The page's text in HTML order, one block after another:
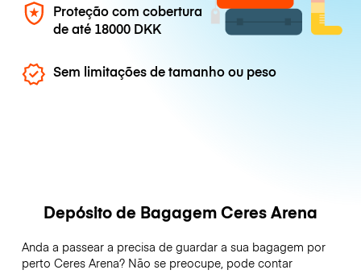
Proteção com cobertura
de até 18000 DKK
Sem limitações de tamanho ou peso
Depósito de Bagagem Ceres Arena
Anda a passear a precisa de guardar a sua bagagem por
perto Ceres Arena? Não se preocupe, pode contar